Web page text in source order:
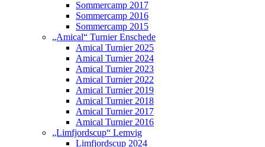
Sommercamp 2017
Sommercamp 2016
Sommercamp 2015
„Amical“ Turnier Enschede
Amical Turnier 2025
Amical Turnier 2024
Amical Turnier 2023
Amical Turnier 2022
Amical Turnier 2019
Amical Turnier 2018
Amical Turnier 2017
Amical Turnier 2016
„Limfjordscup“ Lemvig
Limfjordscup 2024